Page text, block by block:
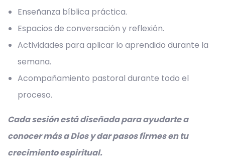
Enseñanza bíblica práctica.
Espacios de conversación y reflexión.
Actividades para aplicar lo aprendido durante la
semana.
Acompañamiento pastoral durante todo el
proceso.
Cada sesión está diseñada para ayudarte a
conocer más a Dios y dar pasos firmes en tu
crecimiento espiritual.